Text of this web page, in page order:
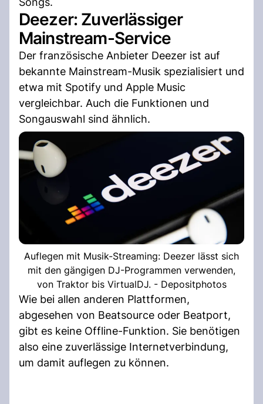
Deezer: Zuverlässiger
Mainstream-Service
Der französische Anbieter Deezer ist auf
bekannte Mainstream-Musik spezialisiert und
etwa mit Spotify und Apple Music
vergleichbar. Auch die Funktionen und
Songauswahl sind ähnlich.
Auflegen mit Musik-Streaming: Deezer lässt sich
mit den gängigen DJ-Programmen verwenden,
von Traktor bis VirtualDJ. - Depositphotos
Wie bei allen anderen Plattformen,
abgesehen von Beatsource oder Beatport,
gibt es keine Offline-Funktion. Sie benötigen
also eine zuverlässige Internetverbindung,
um damit auflegen zu können.